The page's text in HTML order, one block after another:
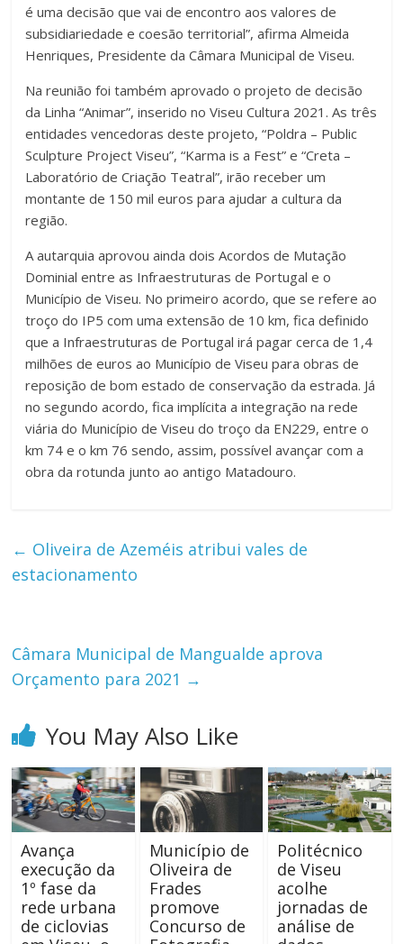
é uma decisão que vai de encontro aos valores de
subsidiariedade e coesão territorial”, afirma Almeida
Henriques, Presidente da Câmara Municipal de Viseu.
Na reunião foi também aprovado o projeto de decisão
da Linha “Animar”, inserido no Viseu Cultura 2021. As três
entidades vencedoras deste projeto, “Poldra – Public
Sculpture Project Viseu”, “Karma is a Fest” e “Creta –
Laboratório de Criação Teatral”, irão receber um
montante de 150 mil euros para ajudar a cultura da
região.
A autarquia aprovou ainda dois Acordos de Mutação
Dominial entre as Infraestruturas de Portugal e o
Município de Viseu. No primeiro acordo, que se refere ao
troço do IP5 com uma extensão de 10 km, fica definido
que a Infraestruturas de Portugal irá pagar cerca de 1,4
milhões de euros ao Município de Viseu para obras de
reposição de bom estado de conservação da estrada. Já
no segundo acordo, fica implícita a integração na rede
viária do Município de Viseu do troço da EN229, entre o
km 74 e o km 76 sendo, assim, possível avançar com a
obra da rotunda junto ao antigo Matadouro.
← Oliveira de Azeméis atribui vales de
estacionamento
Câmara Municipal de Mangualde aprova
Orçamento para 2021 →
You May Also Like
Avança
execução da
1º fase da
rede urbana
de ciclovias
Município de
Oliveira de
Frades
promove
Concurso de
Politécnico
de Viseu
acolhe
jornadas de
análise de